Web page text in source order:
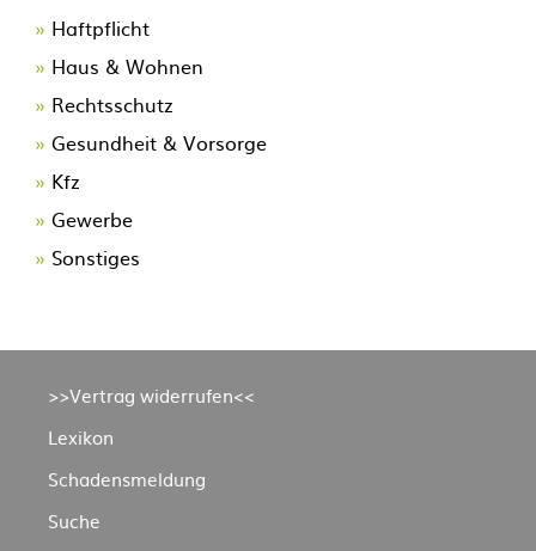
Navigation
überspringen
Haftpflicht
Haus & Wohnen
Rechtsschutz
Gesundheit & Vorsorge
Kfz
Gewerbe
Sonstiges
>>Vertrag widerrufen<<
Lexikon
Schadensmeldung
Suche